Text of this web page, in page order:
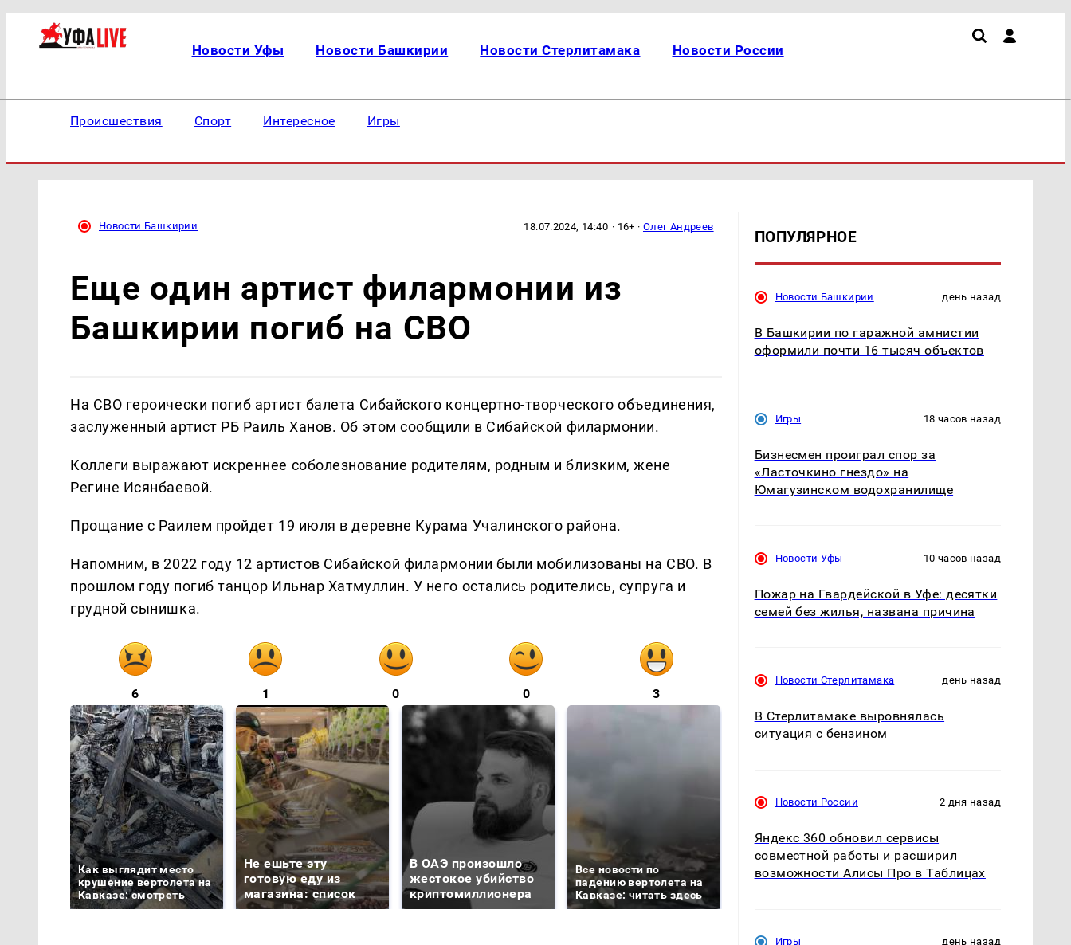
Новости Уфы Новости Башкирии Новости Стерлитамака Новости России
Происшествия Спорт Интересное Игры
Новости Башкирии 18.07.2024, 14:40 · 16+ · Олег Андреев
Еще один артист филармонии из
Башкирии погиб на СВО
На СВО героически погиб артист балета Сибайского концертно-творческого объединения,
заслуженный артист РБ Раиль Ханов. Об этом сообщили в Сибайской филармонии.
Коллеги выражают искреннее соболезнование родителям, родным и близким, жене
Регине Исянбаевой.
Прощание с Раилем пройдет 19 июля в деревне Курама Учалинского района.
Напомним, в 2022 году 12 артистов Сибайской филармонии были мобилизованы на СВО. В
прошлом году погиб танцор Ильнар Хатмуллин. У него остались родителись, супруга и
грудной сынишка.
6 1 0 0 3
Как выглядит место
крушение вертолета на
Кавказе: смотреть
Не ешьте эту
готовую еду из
магазина: список
В ОАЭ произошло
жестокое убийство
криптомиллионера
Все новости по
падению вертолета на
Кавказе: читать здесь
Таких событий не
было с 1945: чего
В магазинах России
ажиотаж из-за этого
ПОПУЛЯРНОЕ
Новости Башкирии день назад
В Башкирии по гаражной амнистии
оформили почти 16 тысяч объектов
Игры 18 часов назад
Бизнесмен проиграл спор за
«Ласточкино гнездо» на
Юмагузинском водохранилище
Новости Уфы 10 часов назад
Пожар на Гвардейской в Уфе: десятки
семей без жилья, названа причина
Новости Стерлитамака день назад
В Стерлитамаке выровнялась
ситуация с бензином
Новости России 2 дня назад
Яндекс 360 обновил сервисы
совместной работы и расширил
возможности Алисы Про в Таблицах
Игры день назад